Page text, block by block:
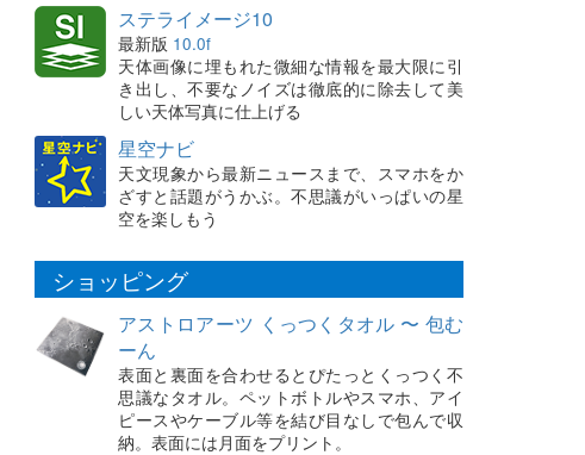
ステライメージ10
最新版 10.0f
天体画像に埋もれた微細な情報を最大限に引
き出し、不要なノイズは徹底的に除去して美
しい天体写真に仕上げる
星空ナビ
天文現象から最新ニュースまで、スマホをか
ざすと話題がうかぶ。不思議がいっぱいの星
空を楽しもう
ショッピング
アストロアーツ くっつくタオル 〜 包む
ーん
表面と裏面を合わせるとぴたっとくっつく不
思議なタオル。ペットボトルやスマホ、アイ
ピースやケーブル等を結び目なしで包んで収
納。表面には月面をプリント。